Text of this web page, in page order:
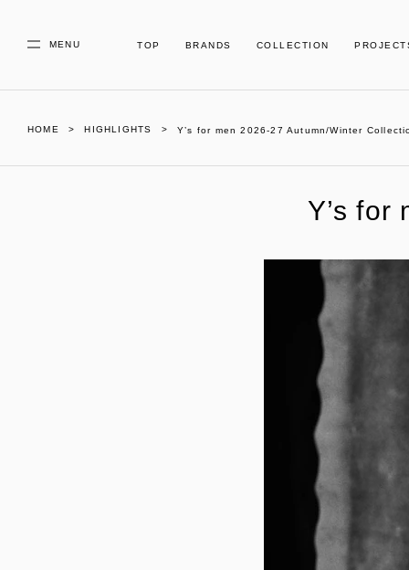
MENU TOP BRANDS COLLECTION
HOME HIGHLIGHTS Y’s for men 2026-27 Autumn/Winter
Y’s for